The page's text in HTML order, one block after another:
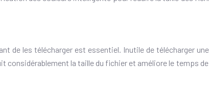
de les télécharger est essentiel. Inutile de télécharger
considérablement la taille du fichier et améliore le temps